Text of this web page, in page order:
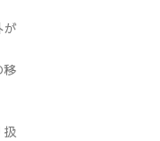
が
移
扱